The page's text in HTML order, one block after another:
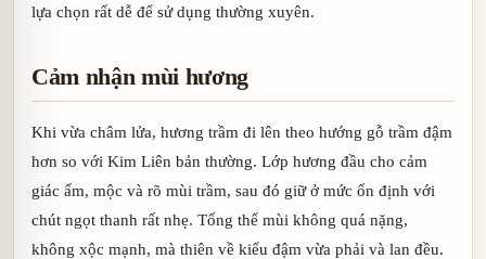
lựa chọn rất dễ để sử dụng thường xuyên.
Cảm nhận mùi hương
Khi vừa châm lửa, hương trầm đi lên theo hướng gỗ trầm đậm
hơn so với Kim Liên bản thường. Lớp hương đầu cho cảm
giác ấm, mộc và rõ mùi trầm, sau đó giữ ở mức ổn định với
chút ngọt thanh rất nhẹ. Tổng thể mùi không quá nặng,
không xộc mạnh, mà thiên về kiểu đậm vừa phải và lan đều.